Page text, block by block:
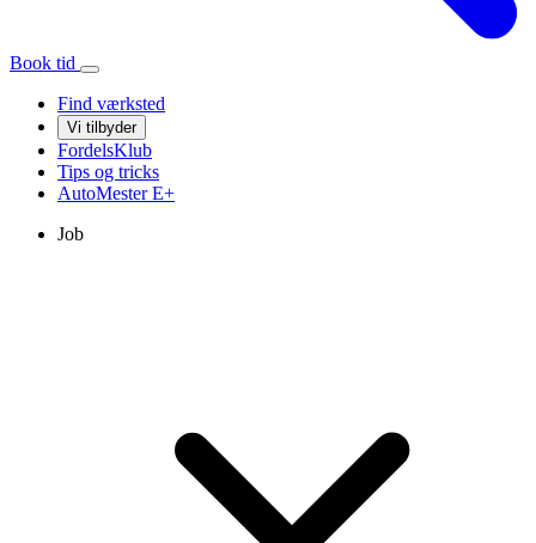
Book tid
Find værksted
Vi tilbyder
FordelsKlub
Tips og tricks
AutoMesterE+
Job